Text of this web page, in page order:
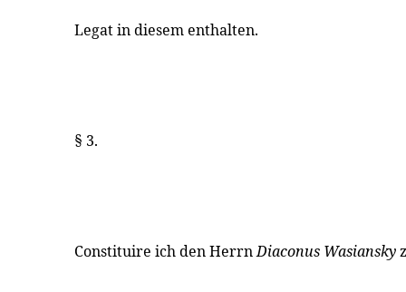
Legat in diesem enthalten.
§ 3.
Constituire ich den HerrnDiaconus Wasiansky